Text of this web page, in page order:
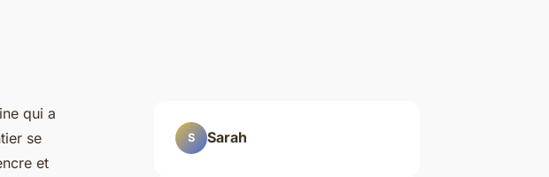
qui a
se
et
S Sarah